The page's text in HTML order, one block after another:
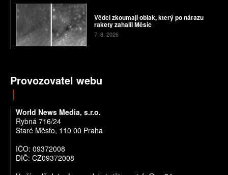
Vědci zkoumají oblak, který po nárazu
rakety zahalil Měsíc
7. 8. 2026
Provozovatel webu
World News Media, s.r.o.
Rybná 716/24
Staré Město, 110 00 Praha
IČO: 09372008
DIČ: CZ09372008